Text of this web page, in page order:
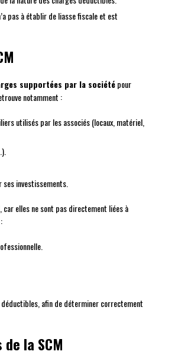
pas à établir de liasse fiscale et est
supportées par la sociétépour
notamment :
utilisés par les associés (locaux, matériel,
investissements.
elles ne sont pas directement liées à
afin de déterminer correctement
la SCM